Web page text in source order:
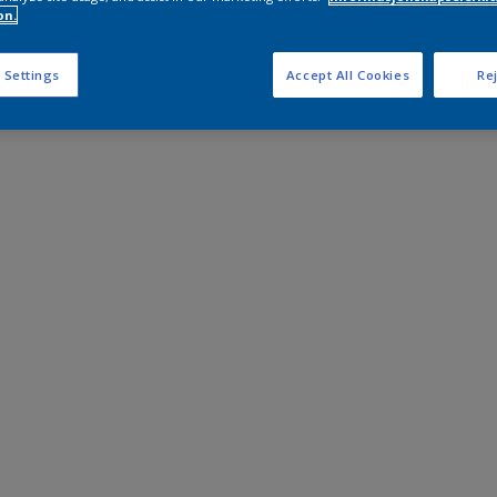
Settings Accept All Cookies